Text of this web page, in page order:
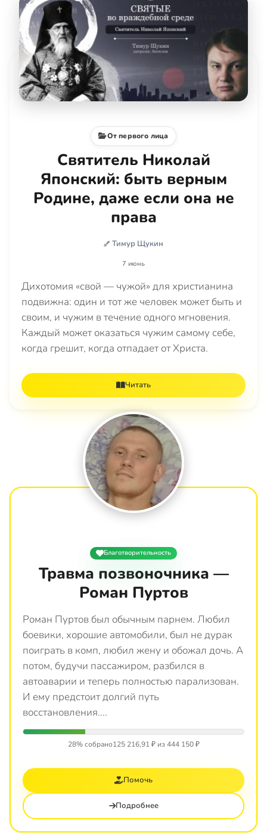
От первого лица
Святитель Николай
Японский: быть верным
Родине, даже если она не
права
Тимур Щукин
7 июнь
Дихотомия «свой — чужой» для христианина
подвижна: один и тот же человек может быть и
своим, и чужим в течение одного мгновения.
Каждый может оказаться чужим самому себе,
когда грешит, когда отпадает от Христа.
Читать
Благотворительность
Травма позвоночника —
Роман Пуртов
Роман Пуртов был обычным парнем. Любил
боевики, хорошие автомобили, был не дурак
поиграть в комп, любил жену и обожал дочь. А
потом, будучи пассажиром, разбился в
автоаварии и теперь полностью парализован.
И ему предстоит долгий путь
восстановления....
28% собрано125 216,91 ₽ из 444 150 ₽
Помочь
Подробнее